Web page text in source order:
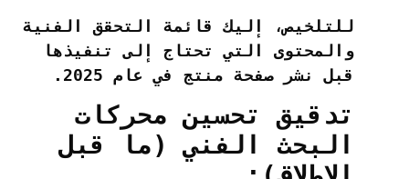
للتلخيص، إليك قائمة التحقق الفنية
والمحتوى التي تحتاج إلى تنفيذها
قبل نشر صفحة منتج في عام 2025.
تدقيق تحسين محركات
البحث الفني (ما قبل